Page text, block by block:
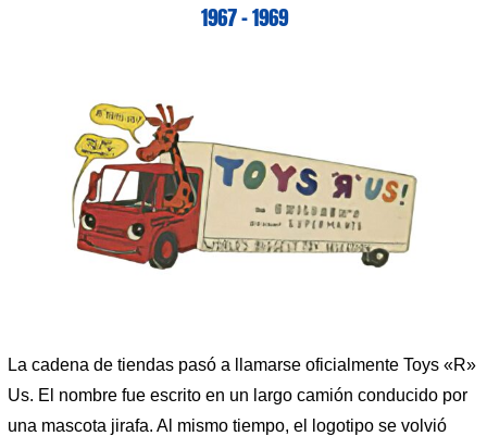
1967 – 1969
La cadena de tiendas pasó a llamarse oficialmente Toys «R»
Us. El nombre fue escrito en un largo camión conducido por
una mascota jirafa. Al mismo tiempo, el logotipo se volvió